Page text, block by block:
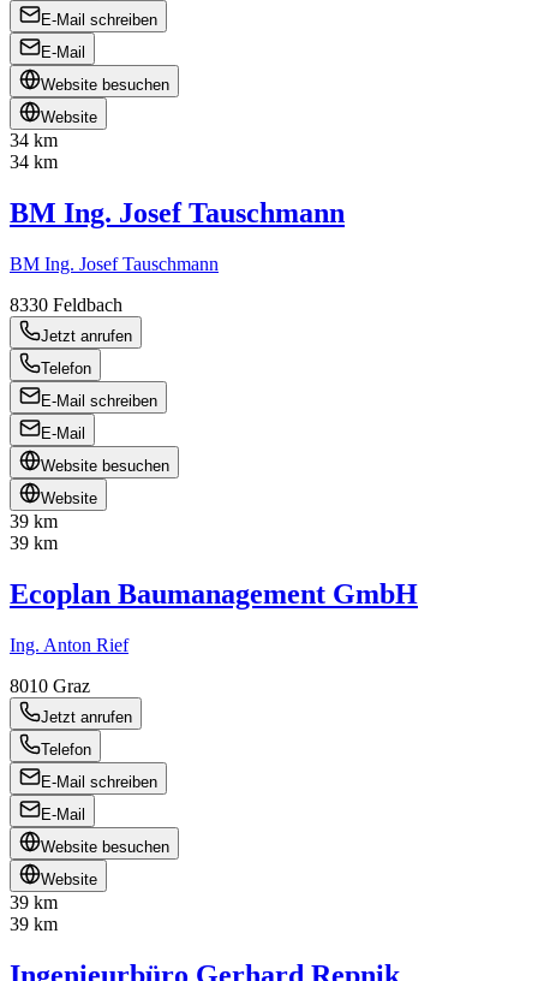
E-Mail schreiben
E-Mail
Website besuchen
Website
34 km
34 km
BM Ing. Josef Tauschmann
BM Ing. Josef Tauschmann
8330 Feldbach
Jetzt anrufen
Telefon
E-Mail schreiben
E-Mail
Website besuchen
Website
39 km
39 km
Ecoplan Baumanagement GmbH
Ing. Anton Rief
8010 Graz
Jetzt anrufen
Telefon
E-Mail schreiben
E-Mail
Website besuchen
Website
39 km
39 km